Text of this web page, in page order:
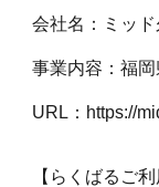
会社名：ミッ
事業内容：福
URL：https://
【らくばるご利